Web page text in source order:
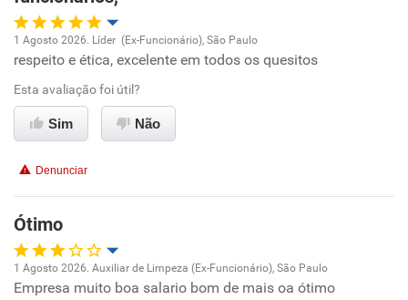
Recomenda a diretoria
Oportunidade de promoção
Ambiente de trabalho
Benefícios
Recomenda esta empresa
Recomenda a diretoria
1 Agosto 2026. Líder (Ex-Funcionário), São Paulo
respeito e ética, excelente em todos os quesitos
Esta avaliação foi útil?
Sim Não
Denunciar
Ótimo
Oportunidade de promoção
1 Agosto 2026. Auxiliar de Limpeza (Ex-Funcionário), São Paulo
Empresa muito boa salario bom de mais oa ótimo